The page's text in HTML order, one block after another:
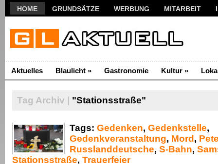
HOME GRUNDSÄTZE WERBUNG MITARBEIT
Aktuelles Blaulicht » Gastronomie Kultur »
Tag Archiv | "Stationsstraße"
Tags: Gedenken, Gedenkstelle,
Gedenkveranstaltung, Mord ,
Russlanddeutsche, S-Bahn,
Stationsstraße, Trauerfeier